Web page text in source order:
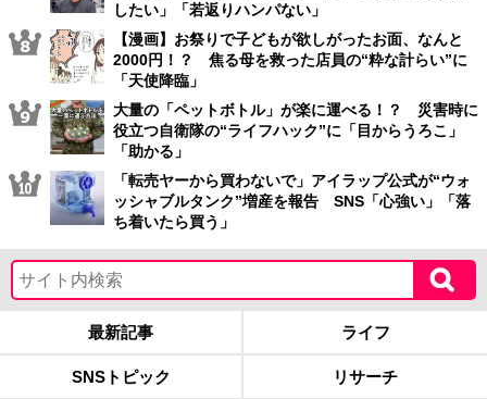
したい」「若返りハンパない」
【漫画】お祭りで子どもが欲しがったお面、なんと
2000円！？ 焦る母を救った店員の“粋な計らい”に
「天使降臨」
大量の「ペットボトル」が楽に運べる！？ 災害時に
役立つ自衛隊の“ライフハック”に「目からうろこ」
「助かる」
「転売ヤーから買わないで」アイラップ公式が“ウォ
ッシャブルタンク”増産を報告 SNS「心強い」「落
ち着いたら買う」
最新記事 ライフ
SNSトピック リサーチ